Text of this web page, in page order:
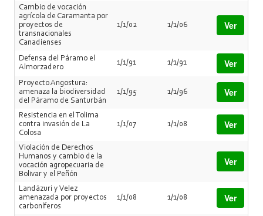
Cambio de vocación
agrícola de Caramanta por
proyectos de
transnacionales
Canadienses
1/1/02 1/1/06 Ver
Defensa del Páramo el
Almorzadero
1/1/91 1/1/91 Ver
Proyecto Angostura:
amenaza la biodiversidad
del Páramo de Santurbán
1/1/95 1/1/96 Ver
Resistencia en el Tolima
contra invasión de La
Colosa
1/1/07 1/1/08 Ver
Violación de Derechos
Humanos y cambio de la
vocación agropecuaria de
Bolivar y el Peñón
Ver
Landázuri y Velez
amenazada por proyectos
carboníferos
1/1/08 1/1/08 Ver